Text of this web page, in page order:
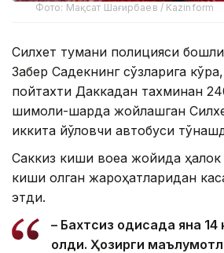
Фото: Мақсат Шағирбаев / Kazinform
Силхет тумани полицияси
Забер Садекнинг сўзларига
пойтахти Даккадан тахминан
шимоли-шарқда жойлашган
иккита йўловчи автобуси
Саккиз киши воқеа жойида
киши олган жароҳатларидан
этди.
– Бахтсиз ҳодисада яна
олди. Ҳозирги